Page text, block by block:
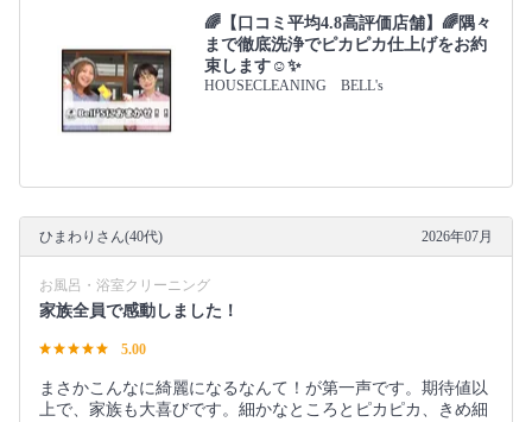
🌈【口コミ平均4.8高評価店舗】🌈隅々
まで徹底洗浄でピカピカ仕上げをお約
束します☺✨
HOUSECLEANING BELL's
ひまわりさん(40代) 2026年07月
お風呂・浴室クリーニング
家族全員で感動しました！
5.00
まさかこんなに綺麗になるなんて！が第一声です。期待値以
上で、家族も大喜びです。細かなところとピカピカ、きめ細